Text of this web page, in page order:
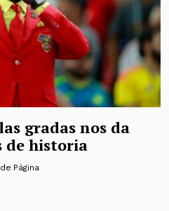
gradas nos da
de historia
Página